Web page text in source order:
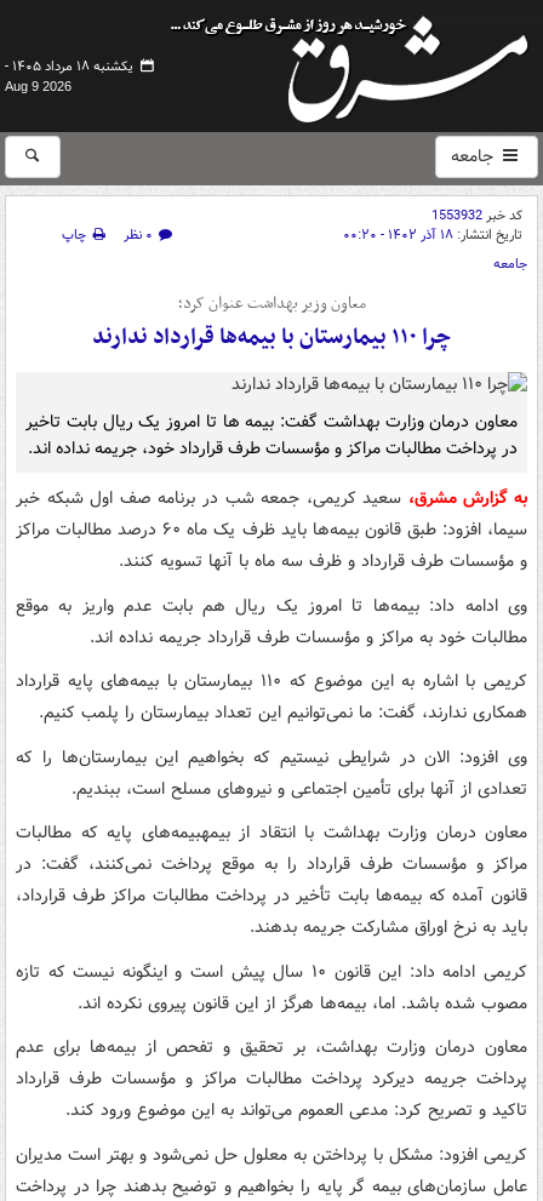
یکشنبه ۱۸ مرداد ۱۴۰۵ -
Aug 9 2026
جامعه
کد خبر1553932
تاریخ انتشار: ۱۸ آذر ۱۴۰۲ - ۰۰:۲۰ ۰ نظر
چاپ
جامعه
معاون وزیر بهداشت عنوان کرد؛
چرا ۱۱۰ بیمارستان با بیمه‌ها قرارداد ندارند
معاون درمان وزارت بهداشت گفت: بیمه ها تا امروز یک ریال بابت تاخیر
در پرداخت مطالبات مراکز و مؤسسات طرف قرارداد خود، جریمه نداده اند.
به گزارش مشرق، سعید کریمی، جمعه شب در برنامه صف اول شبکه خبر
سیما، افزود: طبق قانون بیمه‌ها باید ظرف یک ماه ۶۰ درصد مطالبات مراکز
و مؤسسات طرف قرارداد و ظرف سه ماه با آنها تسویه کنند.
وی ادامه داد: بیمه‌ها تا امروز یک ریال هم بابت عدم واریز به موقع
مطالبات خود به مراکز و مؤسسات طرف قرارداد جریمه نداده اند.
کریمی با اشاره به این موضوع که ۱۱۰ بیمارستان با بیمه‌های پایه قرارداد
همکاری ندارند، گفت: ما نمی‌توانیم این تعداد بیمارستان را پلمب کنیم.
وی افزود: الان در شرایطی نیستیم که بخواهیم این بیمارستان‌ها را که
تعدادی از آنها برای تأمین اجتماعی و نیروهای مسلح است، ببندیم.
معاون درمان وزارت بهداشت با انتقاد از بیمهبیمه‌های پایه که مطالبات
مراکز و مؤسسات طرف قرارداد را به موقع پرداخت نمی‌کنند، گفت: در
قانون آمده که بیمه‌ها بابت تأخیر در پرداخت مطالبات مراکز طرف قرارداد،
باید به نرخ اوراق مشارکت جریمه بدهند.
کریمی ادامه داد: این قانون ۱۰ سال پیش است و اینگونه نیست که تازه
مصوب شده باشد. اما، بیمه‌ها هرگز از این قانون پیروی نکرده اند.
معاون درمان وزارت بهداشت، بر تحقیق و تفحص از بیمه‌ها برای عدم
پرداخت جریمه دیرکرد پرداخت مطالبات مراکز و مؤسسات طرف قرارداد
تاکید و تصریح کرد: مدعی العموم می‌تواند به این موضوع ورود کند.
کریمی افزود: مشکل با پرداختن به معلول حل نمی‌شود و بهتر است مدیران
عامل سازمان‌های بیمه گر پایه را بخواهیم و توضیح بدهند چرا در پرداخت